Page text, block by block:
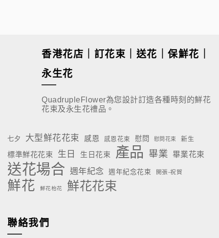
香港花店｜訂花束｜送花｜保鮮花｜
永生花
QuadrupleFlower為您設計訂造各種時刻的鮮花
花束及永生花禮品。
七夕 大型鮮花花束 感恩 感恩花束 慰問 慰問花束 新生
標準鮮花花束 生日 生日花束 產品 畢業 畢業花束
送花場合 週年紀念 週年紀念花束 開張-祝賀
鮮花 鮮花枱花 鮮花花束
聯絡我們